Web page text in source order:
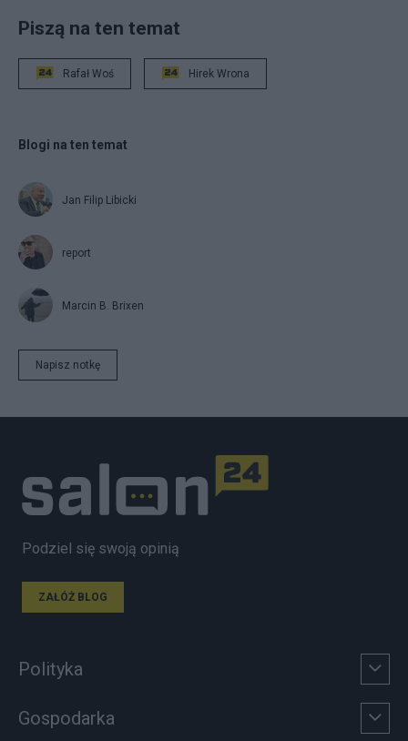
Piszą na ten temat
Rafał Woś Hirek Wrona
Blogi na ten temat
Jan Filip Libicki
report
Marcin B. Brixen
Napisz notkę
Podziel się swoją opinią
ZAŁÓŻ BLOG
Polityka
Gospodarka